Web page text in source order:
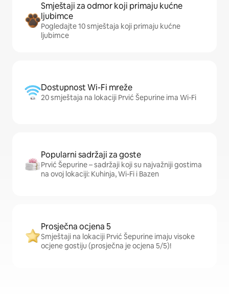
Smještaji za odmor koji primaju kućne
ljubimce
Pogledajte 10 smještaja koji primaju kućne
ljubimce
Dostupnost Wi-Fi mreže
20 smještaja na lokaciji Prvić Šepurine ima Wi-Fi
Popularni sadržaji za goste
Prvić Šepurine – sadržaji koji su najvažniji gostima
na ovoj lokaciji: Kuhinja, Wi-Fi i Bazen
Prosječna ocjena 5
Smještaji na lokaciji Prvić Šepurine imaju visoke
ocjene gostiju (prosječna je ocjena 5/5)!